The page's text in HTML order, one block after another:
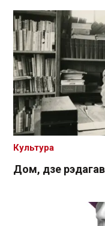
Дом, дзе
Культура